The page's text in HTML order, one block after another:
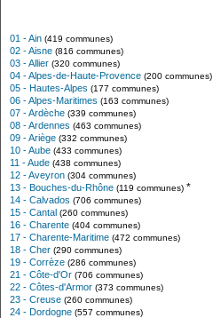
01 - Ain (419 communes)
02 - Aisne (816 communes)
03 - Allier (320 communes)
04 - Alpes-de-Haute-Provence (200 communes)
05 - Hautes-Alpes (177 communes)
06 - Alpes-Maritimes (163 communes)
07 - Ardèche (339 communes)
08 - Ardennes (463 communes)
09 - Ariège (332 communes)
10 - Aube (433 communes)
11 - Aude (438 communes)
12 - Aveyron (304 communes)
13 - Bouches-du-Rhône (119 communes) *
14 - Calvados (706 communes)
15 - Cantal (260 communes)
16 - Charente (404 communes)
17 - Charente-Maritime (472 communes)
18 - Cher (290 communes)
19 - Corrèze (286 communes)
21 - Côte-d'Or (706 communes)
22 - Côtes-d'Armor (373 communes)
23 - Creuse (260 communes)
24 - Dordogne (557 communes)